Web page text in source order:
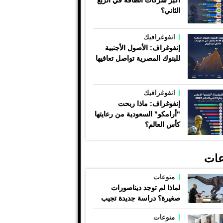
الثاني؟
انفوغرافيك
إنفوغراف: الأصول الأجنبية
للبنوك المصرية تواصل تعافيها
انفوغرافيك
إنفوغراف: ماذا ربحت
"أرامكو" السعودية من رعايتها
كأس العالم؟
منوعات
لماذا لم توجد ديناصورات
صغيرة؟ دراسة جديدة تجيب
منوعات